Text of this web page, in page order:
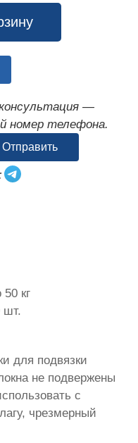
—
номер телефона.
Отправить
кг
шт.
для подвязки
не подвержены
с
чрезмерный